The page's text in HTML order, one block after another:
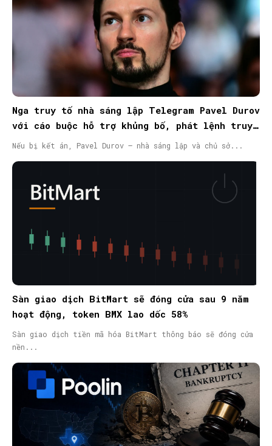
Nga truy tố nhà sáng lập Telegram Pavel Durov
với cáo buộc hỗ trợ khủng bố, phát lệnh truy
nã quốc tế
Nếu bị kết án, Pavel Durov – nhà sáng lập và chủ sở...
Sàn giao dịch BitMart sẽ đóng cửa sau 9 năm
hoạt động, token BMX lao dốc 58%
Sàn giao dịch tiền mã hóa BitMart thông báo sẽ đóng cửa
nền...